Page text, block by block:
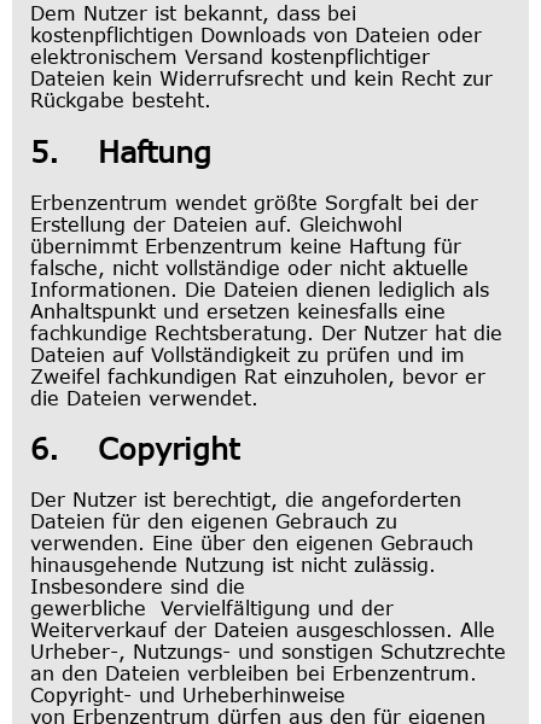
Dem Nutzer ist bekannt, dass bei
kostenpflichtigen Downloads von Dateien oder
elektronischem Versand kostenpflichtiger
Dateien kein Widerrufsrecht und kein Recht zur
Rückgabe besteht.
5. Haftung
Erbenzentrum wendet größte Sorgfalt bei der
Erstellung der Dateien auf. Gleichwohl
übernimmt Erbenzentrum keine Haftung für
falsche, nicht vollständige oder nicht aktuelle
Informationen. Die Dateien dienen lediglich als
Anhaltspunkt und ersetzen keinesfalls eine
fachkundige Rechtsberatung. Der Nutzer hat die
Dateien auf Vollständigkeit zu prüfen und im
Zweifel fachkundigen Rat einzuholen, bevor er
die Dateien verwendet.
6. Copyright
Der Nutzer ist berechtigt, die angeforderten
Dateien für den eigenen Gebrauch zu
verwenden. Eine über den eigenen Gebrauch
hinausgehende Nutzung ist nicht zulässig.
Insbesondere sind die
gewerbliche Vervielfältigung und der
Weiterverkauf der Dateien ausgeschlossen. Alle
Urheber-, Nutzungs- und sonstigen Schutzrechte
an den Dateien verbleiben bei Erbenzentrum.
Copyright- und Urheberhinweise
von Erbenzentrum dürfen aus den für eigenen